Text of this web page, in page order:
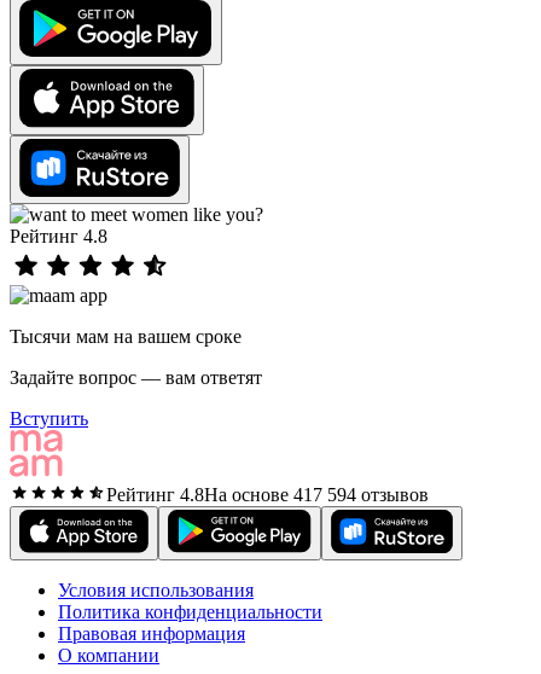
Рейтинг 4.8
Тысячи мам на вашем сроке
Задайте вопрос — вам ответят
Вступить
Рейтинг 4.8На основе 417 594 отзывов
Условия использования
Политика конфиденциальности
Правовая информация
О компании